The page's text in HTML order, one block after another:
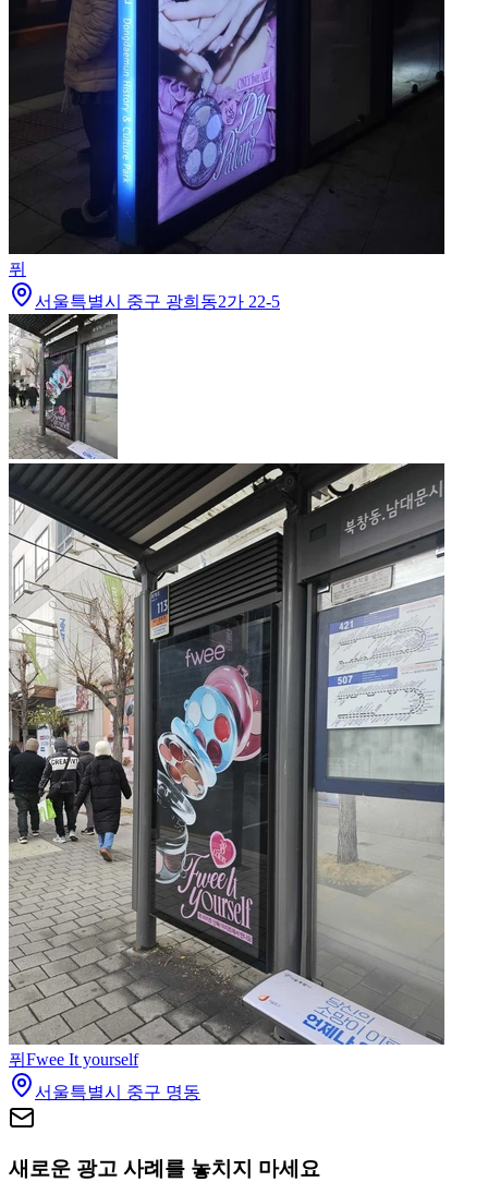
퓌
서울특별시 중구 광희동2가 22-5
퓌 Fwee It yourself
서울특별시 중구 명동
새로운 광고 사례를 놓치지 마세요